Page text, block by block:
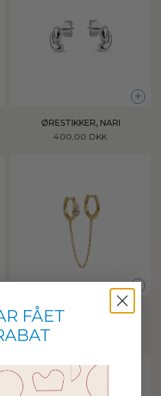
+
ØRESTIKKER, NARI
400,00 DKK
+
HOOPS, NOVA CHAIN ONE
BESTSELLER
GRATIS FRAGT
FÅET